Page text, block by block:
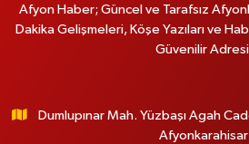
Afyon Haber; Güncel ve Tarafsız
Dakika Gelişmeleri, Köşe Yazıları ve
Güvenilir
Dumlupınar Mah. Yüzbaşı Agah
Afyonkarahisar